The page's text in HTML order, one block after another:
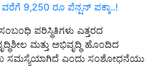
9,250 ರೂ ಪೆನ್ಷನ್‌ ಪಕ್ಕಾ..!
ಪರಿಸ್ಥಿತಿಗಳು ಎತ್ತರದ
ಮತ್ತು ಅಭಿವೃದ್ಧಿ ಹೊಂದಿದ
ಸಮಸ್ಯೆಯಾಗಿದೆ ಎಂದು ಸಂಶೋಧನೆಯು